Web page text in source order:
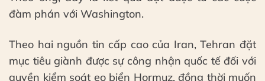
đàm phán với Washington.
Theo hai nguồn tin cấp cao của Iran, Tehran đặt
mục tiêu giành được sự công nhận quốc tế đối với
quyền kiểm soát eo biển Hormuz, đồng thời muốn